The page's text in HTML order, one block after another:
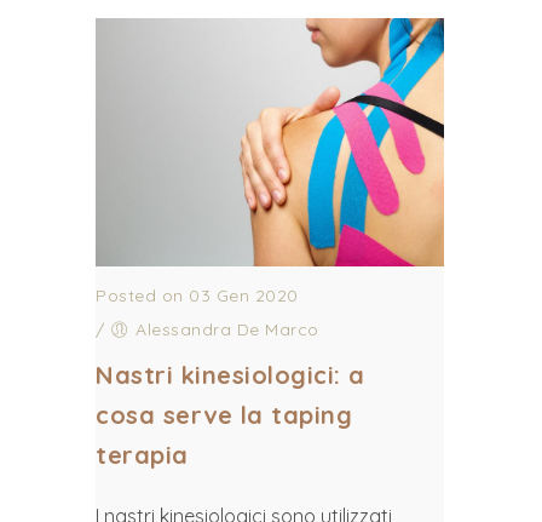
Posted on 03 Gen 2020
/
Alessandra De Marco
Nastri kinesiologici: a
cosa serve la taping
terapia
I nastri kinesiologici sono utilizzati